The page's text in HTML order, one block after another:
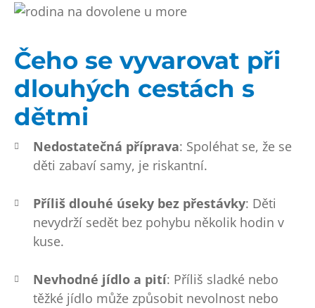
Čeho se vyvarovat při
dlouhých cestách s
dětmi
Nedostatečná příprava: Spoléhat se, že se
děti zabaví samy, je riskantní.
Příliš dlouhé úseky bez přestávky: Děti
nevydrží sedět bez pohybu několik hodin v
kuse.
Nevhodné jídlo a pití: Příliš sladké nebo
těžké jídlo může způsobit nevolnost nebo